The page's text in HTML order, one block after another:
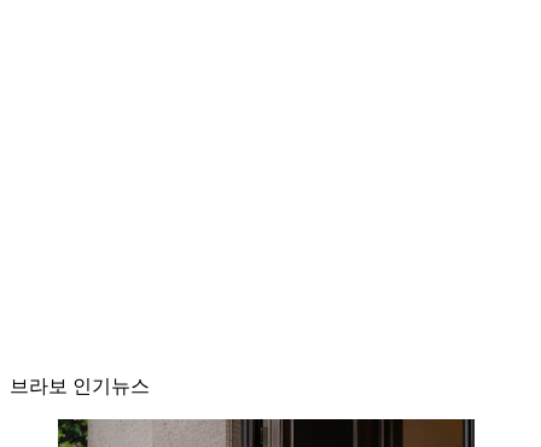
브라보 인기뉴스